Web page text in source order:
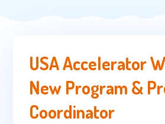
USA Accelerator
New Program &
Coordinator